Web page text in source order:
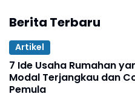
Berita Terbaru
Artikel
7 Ide Usaha Rumahan
Modal Terjangkau dan
Pemula